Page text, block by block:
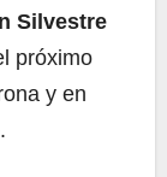
Silvestre
próximo
y en